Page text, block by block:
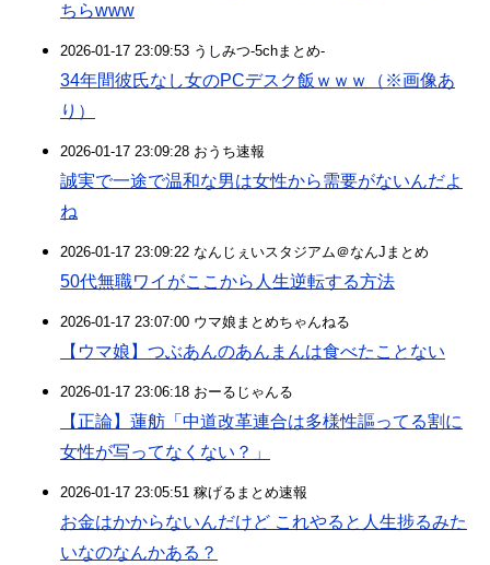
ちらwww
2026-01-17 23:09:53 うしみつ-5chまとめ-
34年間彼氏なし女のPCデスク飯ｗｗｗ（※画像あ
り）
2026-01-17 23:09:28 おうち速報
誠実で一途で温和な男は女性から需要がないんだよ
ね
2026-01-17 23:09:22 なんじぇいスタジアム＠なんJまとめ
50代無職ワイがここから人生逆転する方法
2026-01-17 23:07:00 ウマ娘まとめちゃんねる
【ウマ娘】つぶあんのあんまんは食べたことない
2026-01-17 23:06:18 おーるじゃんる
【正論】蓮舫「中道改革連合は多様性謳ってる割に
女性が写ってなくない？」
2026-01-17 23:05:51 稼げるまとめ速報
お金はかからないんだけど これやると人生捗るみた
いなのなんかある？